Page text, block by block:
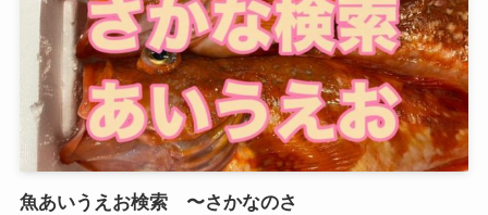
魚あいうえお検索 〜さかなのさ